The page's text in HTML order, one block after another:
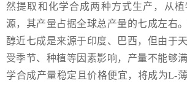
然提取和化学合成两种方式生产，从
源，其产量占据全球总产量的七成左右
醇近七成是来源于印度、巴西，但由于
受季节、种植等因素影响，产量不能够
学合成产量稳定且价格便宜，将成为L-